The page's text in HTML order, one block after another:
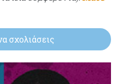
σχολιάσεις